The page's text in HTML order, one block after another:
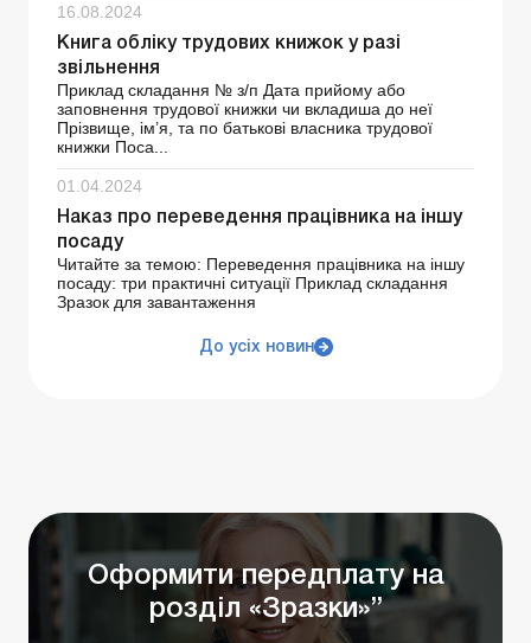
16.08.2024
Книга обліку трудових книжок у разі
звільнення
Приклад складання № з/п Дата прийому або
заповнення трудової книжки чи вкладиша до неї
Прізвище, ім’я, та по батькові власника трудової
книжки Поса...
01.04.2024
Наказ про переведення працівника на іншу
посаду
Читайте за темою: Переведення працівника на іншу
посаду: три практичні ситуації Приклад складання
Зразок для завантаження
До усіх новин
Оформити передплату на
розділ «Зразки»”